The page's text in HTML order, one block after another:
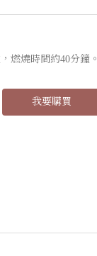
燃燒時間約40分鐘。
我要購買